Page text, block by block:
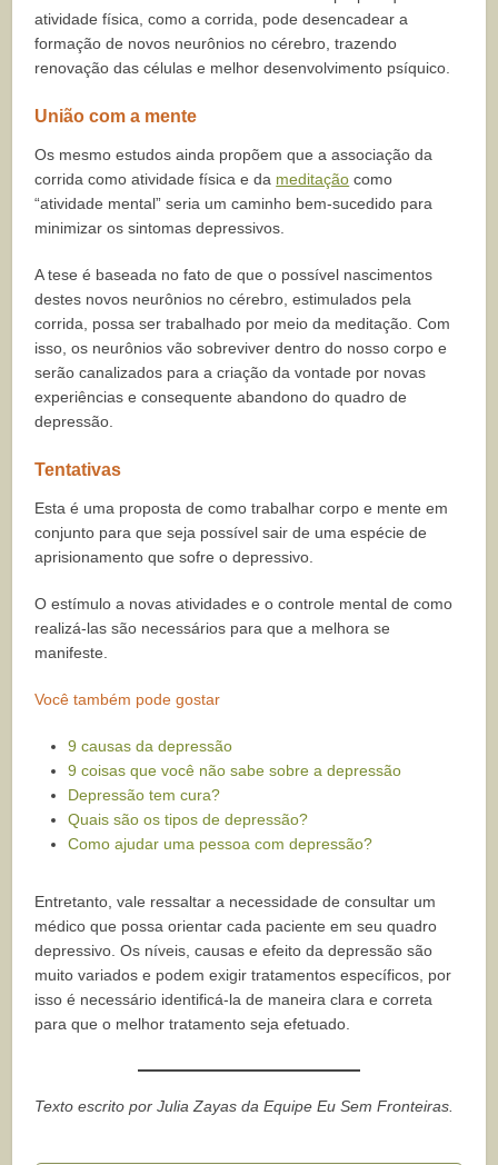
atividade física, como a corrida, pode desencadear a
formação de novos neurônios no cérebro, trazendo
renovação das células e melhor desenvolvimento psíquico.
União com a mente
Os mesmo estudos ainda propõem que a associação da
corrida como atividade física e da meditação como
“atividade mental” seria um caminho bem-sucedido para
minimizar os sintomas depressivos.
A tese é baseada no fato de que o possível nascimentos
destes novos neurônios no cérebro, estimulados pela
corrida, possa ser trabalhado por meio da meditação. Com
isso, os neurônios vão sobreviver dentro do nosso corpo e
serão canalizados para a criação da vontade por novas
experiências e consequente abandono do quadro de
depressão.
Tentativas
Esta é uma proposta de como trabalhar corpo e mente em
conjunto para que seja possível sair de uma espécie de
aprisionamento que sofre o depressivo.
O estímulo a novas atividades e o controle mental de como
realizá-las são necessários para que a melhora se
manifeste.
Você também pode gostar
9 causas da depressão
9 coisas que você não sabe sobre a depressão
Depressão tem cura?
Quais são os tipos de depressão?
Como ajudar uma pessoa com depressão?
Entretanto, vale ressaltar a necessidade de consultar um
médico que possa orientar cada paciente em seu quadro
depressivo. Os níveis, causas e efeito da depressão são
muito variados e podem exigir tratamentos específicos, por
isso é necessário identificá-la de maneira clara e correta
para que o melhor tratamento seja efetuado.
Texto escrito por Julia Zayas da Equipe Eu Sem Fronteiras.